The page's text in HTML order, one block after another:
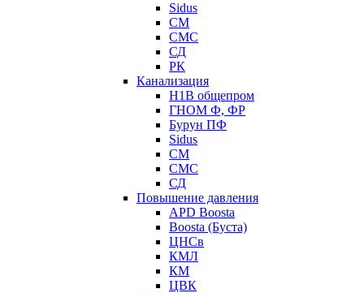
Sidus
СМ
СМС
СД
РК
Канализация
Н1В общепром
ГНОМ Ф, ФР
Бурун ПФ
Sidus
СМ
СМС
СД
Повышение давления
APD Boosta
Boosta (Буста)
ЦНСв
КМЛ
КМ
ЦВК